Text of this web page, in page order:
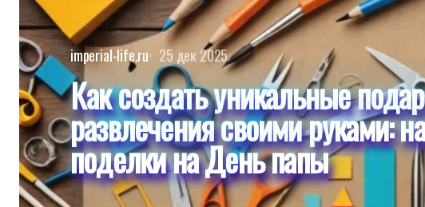
imperial-life.ru 25 дек 2025
Как создать уникальные
развлечения своими руками:
поделки на День папы